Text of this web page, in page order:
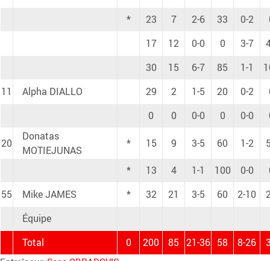
*
23 7 2-6 33 0-2
17
12 0-0 0 3-7
30
15 6-7 85 1-1
11
Alpha DIALLO 29 2 1-5 20 0-2
0
0 0-0 0 0-0
20
Donatas
MOTIEJUNAS
* 15 9 3-5 60 1-2
* 13 4 1-1 100 0-0
55
Mike JAMES * 32 21 3-5 60 2-10
Équipe
Total
0 200 85 21-36 58 8-26